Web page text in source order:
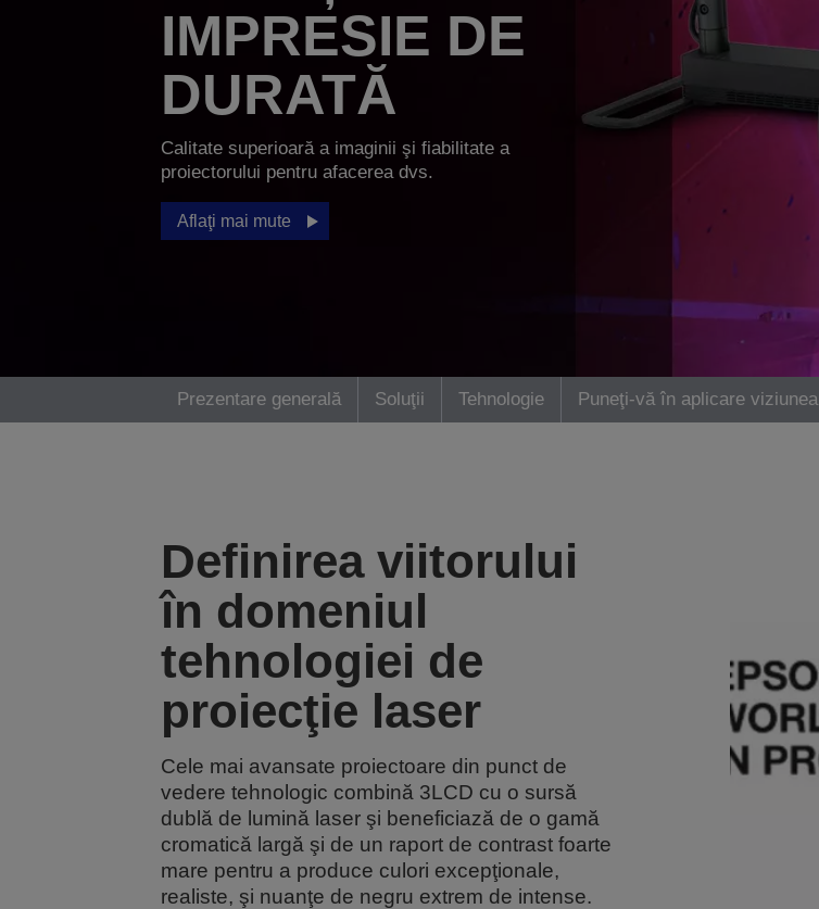
IMPRESIE DE
DURATĂ
Calitate superioară a imaginii şi fiabilitate a
proiectorului pentru afacerea dvs.
Aflaţi mai mute
Prezentare generală Soluţii Tehnologie Puneţi-vă în aplicare viziunea
Definirea viitorului
în domeniul
tehnologiei de
proiecţie laser
Cele mai avansate proiectoare din punct de
vedere tehnologic combină 3LCD cu o sursă
dublă de lumină laser şi beneficiază de o gamă
cromatică largă şi de un raport de contrast foarte
mare pentru a produce culori excepţionale,
realiste, şi nuanţe de negru extrem de intense.